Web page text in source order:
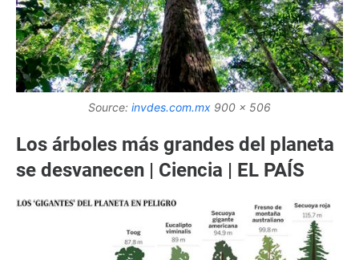
Source: invdes.com.mx 900 x 506
Los árboles más grandes del planeta
se desvanecen | Ciencia | EL PAÍS